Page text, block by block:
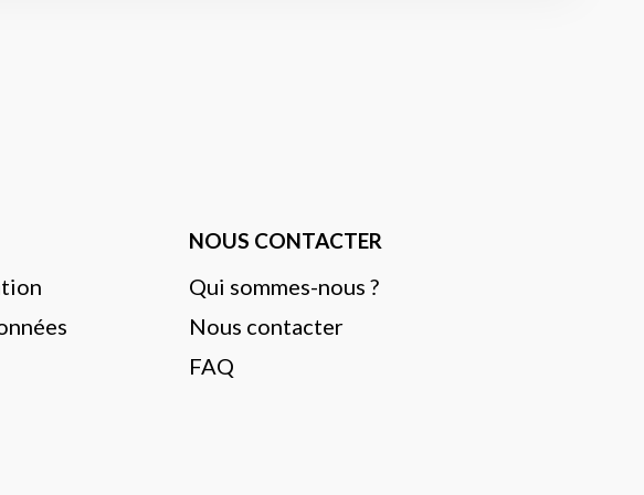
NOUS CONTACTER
Qui sommes-nous ?
Nous contacter
FAQ